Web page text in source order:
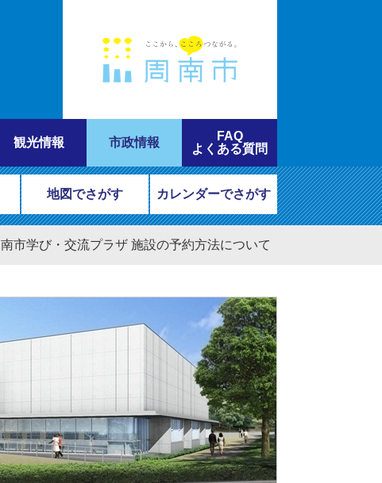
観光情報 市政情報
FAQ
よくある質問
地図でさがす カレンダーでさがす
南市学び・交流プラザ 施設の予約方法について